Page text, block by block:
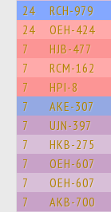
24 RCH-979
24 OEH-424
7 HJB-477
7 RCM-162
7 HPI-8
7 AKE-307
7 UJN-397
7 HKB-275
7 OEH-607
7 OEH-607
7 AKB-700